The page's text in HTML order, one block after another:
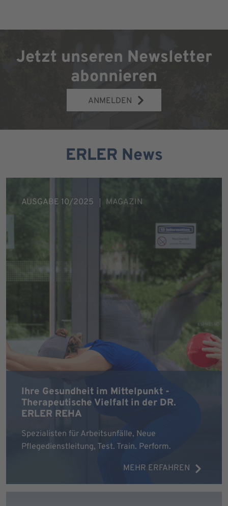
Jetzt unseren Newsletter
abonnieren
ANMELDEN
ERLER News
Ihre Gesundheit im Mittelpunkt -
Therapeutische Vielfalt in der DR.
ERLER REHA
Spezialisten für Arbeitsunfälle, Neue
Pflegedienstleitung, Test. Train. Perform.
MEHR ERFAHREN
AUSGABE 10/2025 MAGAZIN